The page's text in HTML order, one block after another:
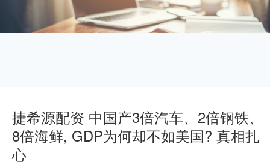
捷希源配资 中国产3倍汽车、2倍钢铁、
8倍海鲜, GDP为何却不如美国? 真相扎
心